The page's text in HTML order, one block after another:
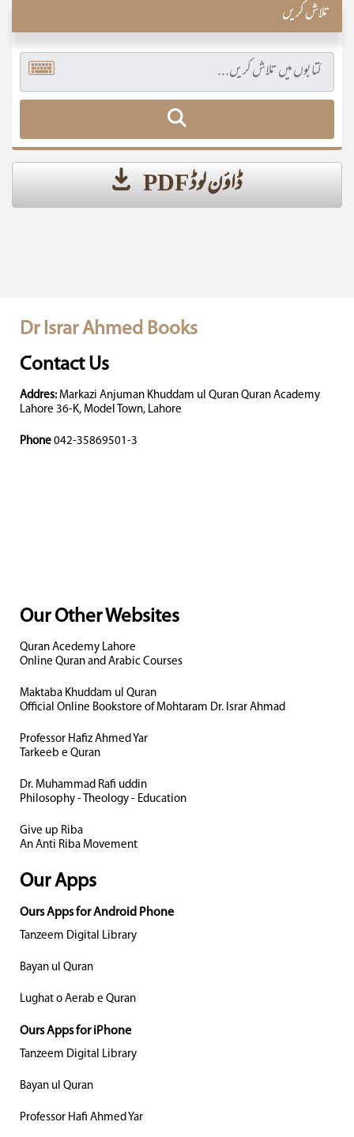
تلاش کریں
ڈاؤن لوڈ PDF
Dr Israr Ahmed Books
Contact Us
Addres: Markazi Anjuman Khuddam ul Quran Quran Academy
Lahore 36-K, Model Town, Lahore
Phone 042-35869501-3
Our Other Websites
Quran Acedemy Lahore
Online Quran and Arabic Courses
Maktaba Khuddam ul Quran
Official Online Bookstore of Mohtaram Dr. Israr Ahmad
Professor Hafiz Ahmed Yar
Tarkeeb e Quran
Dr. Muhammad Rafi uddin
Philosophy - Theology - Education
Give up Riba
An Anti Riba Movement
Our Apps
Ours Apps for Android Phone
Tanzeem Digital Library
Bayan ul Quran
Lughat o Aerab e Quran
Ours Apps for iPhone
Tanzeem Digital Library
Bayan ul Quran
Professor Hafi Ahmed Yar